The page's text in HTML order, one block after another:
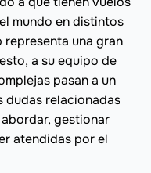
mundo en distintos
una gran
a su equipo de
pasan a un
dudas relacionadas
gestionar
atendidas por el